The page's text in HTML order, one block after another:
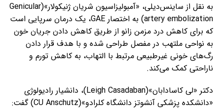
به نقل از ساینس‌دیلی، «آمبولیزاسیون شریان ژنیکولار»(Genicular
artery embolization) به اختصار GAE، یک درمان سرپایی است
که برای کاهش درد مزمن زانو از طریق کاهش دادن جریان خون
به نواحی ملتهب در مفصل طراحی شده و با هدف قرار دادن
رگ‌های خونی غیرطبیعی مرتبط با التهاب، به کاهش تورم و
ناراحتی کمک می‌کند.
دکتر «لی کاسادابان»(Leigh Casadaban)، دانشیار رادیولوژی
«دانشکده پزشکی آنشوتز دانشگاه کلرادو»(CU Anschutz) گفت: